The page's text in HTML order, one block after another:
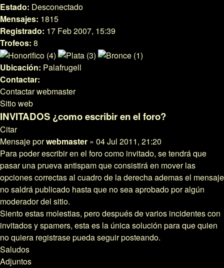
Estado: Desconectado
Mensajes: 1815
Registrado: 17 Feb 2007, 15:39
Trofeos: 8
Ubicación: Palafrugell
Contactar:
Contactar webmaster
Sitio web
INVITADOS ¿como escribir en el foro?
Citar
Mensajeporwebmaster » 04 Jul 2011, 21:20
Para poder escribir en el foro como invitado, se tendrá que
pasar una prueva antispam que consistirá en mover las
opciones correctas al cuadro de la derecha ademas el mensaje
no saldrá publicado hasta que no sea aprobado por algún
moderador del sitio.
Siento estas molestias, pero después de varios incidentes con
invitados y spamers, esta es la única solución para que quien
no quiera registrase pueda seguir posteando.
Saludos
Adjuntos